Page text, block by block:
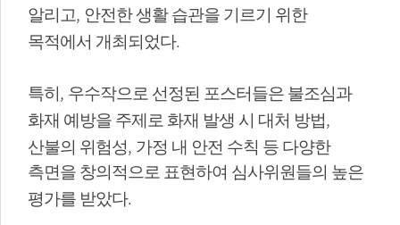
알리고, 안전한 생활 습관을 기르기 위한
목적에서 개최되었다.
특히 , 우수작으로 선정된 포스터들은 불조심과
화재 예방을 주제로 화재 발생 시 대처 방법,
산불의 위험성, 가정 내 안전 수칙 등 다양한
측면을 창의적으로 표현하여 심사위원들의 높은
평가를 받았다.